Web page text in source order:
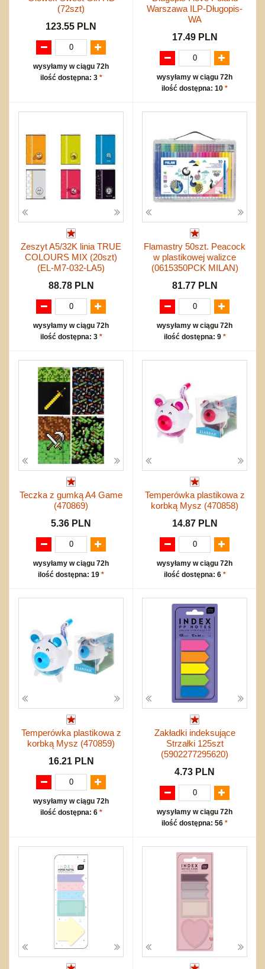
(72szt)
123.55 PLN
wysyłamy w ciągu 72h
ilość dostępna: 3 *
Warszawa ILP-Długopis-
WA
17.49 PLN
wysyłamy w ciągu 72h
ilość dostępna: 10 *
Zeszyt A5/32K linia TRUE
COLOURS MIX (20szt)
(EL-M7-032-LA5)
88.78 PLN
wysyłamy w ciągu 72h
ilość dostępna: 3 *
Flamastry 50szt. Peacock
w plastikowej walizce
(0615350PCK MILAN)
81.77 PLN
wysyłamy w ciągu 72h
ilość dostępna: 9 *
Teczka z gumką A4 Game
(470869)
5.36 PLN
wysyłamy w ciągu 72h
ilość dostępna: 19 *
Temperówka plastikowa z
korbką Mysz (470858)
14.87 PLN
wysyłamy w ciągu 72h
ilość dostępna: 6 *
Temperówka plastikowa z
korbką Mysz (470859)
16.21 PLN
wysyłamy w ciągu 72h
ilość dostępna: 6 *
Zakładki indeksujące
Strzałki 125szt
(5902277295620)
4.73 PLN
wysyłamy w ciągu 72h
ilość dostępna: 56 *